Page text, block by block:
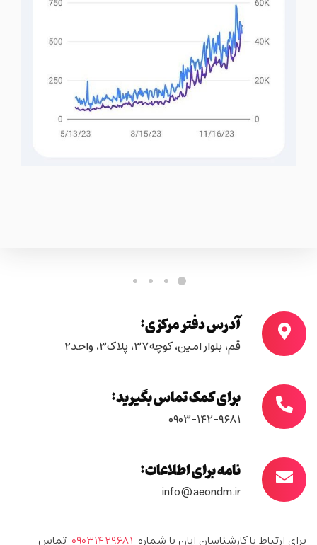
آدرس دفتر مرکزی:
قم، بلوار امین، کوچه۳۷، پلاک۳، واحد۲
برای کمک تماس بگیرید:
۰۹۰۳-۱۴۲-۹۶۸۱
نامه برای اطلاعات:
info@aeondm.ir
برای ارتباط با کارشناسان ایان با شماره ۰۹۰۳۱۴۲۹۶۸۱ تماس